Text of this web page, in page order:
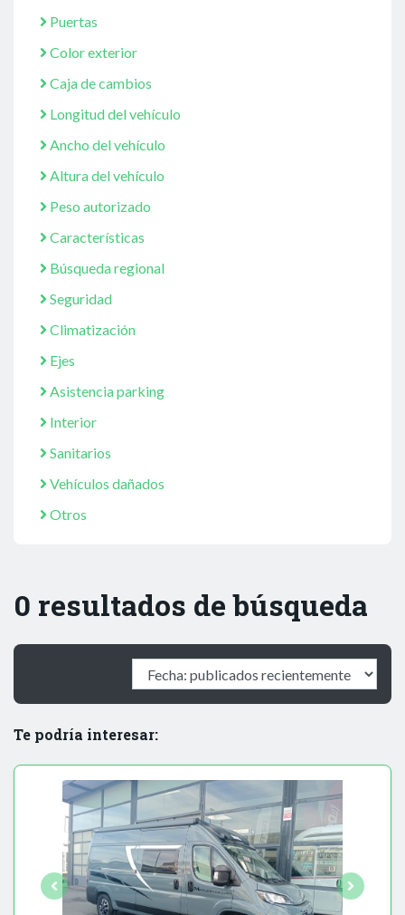
Puertas
Color exterior
Caja de cambios
Longitud del vehículo
Ancho del vehículo
Altura del vehículo
Peso autorizado
Características
Búsqueda regional
Seguridad
Climatización
Ejes
Asistencia parking
Interior
Sanitarios
Vehículos dañados
Otros
0 resultados de búsqueda
Te podría interesar: